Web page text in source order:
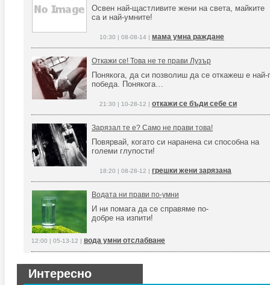
Освен най-щастливите жени на света, майките
са и най-умните!
10:30 | 08-08-14 | мама умна раждане
Откажи се! Това не те прави Лузър
Понякога, да си позволиш да се откажеш е най-
победа. Понякога…
21:30 | 10-28-12 | откажи се бъди себе си
Зарязал те е? Само не прави това!
Повярвай, когато си наранена си способна на
големи глупости!
18:20 | 08-28-12 | грешки жени зарязана
Водата ни прави по-умни
И ни помага да се справяме по-
добре на изпити!
12:00 | 05-13-12 | вода умни отслабване
Интересно